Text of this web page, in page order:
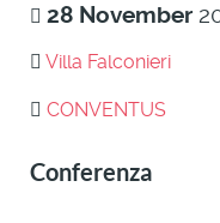
28 November
Villa Falconieri
CONVENTUS
Conferenza